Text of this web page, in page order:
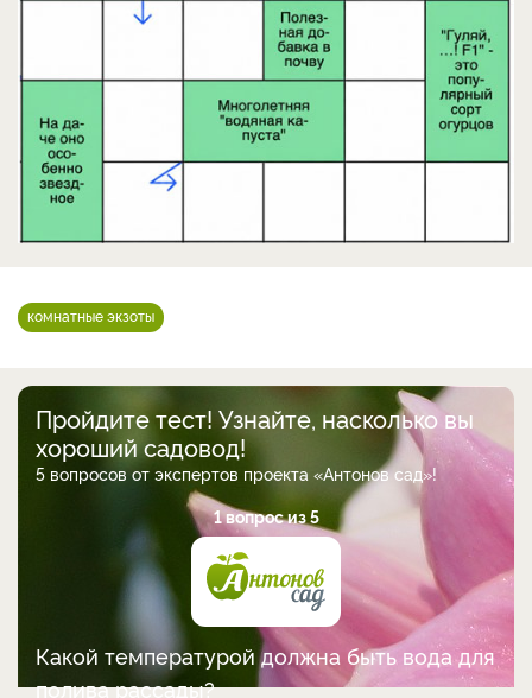
комнатные экзоты
Пройдите тест! Узнайте, насколько вы
хороший садовод!
5 вопросов от экспертов проекта «Антонов сад»!
1 вопрос из 5
Какой температурой должна быть вода для
полива рассады?